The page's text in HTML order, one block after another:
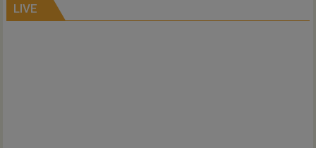
LIVE